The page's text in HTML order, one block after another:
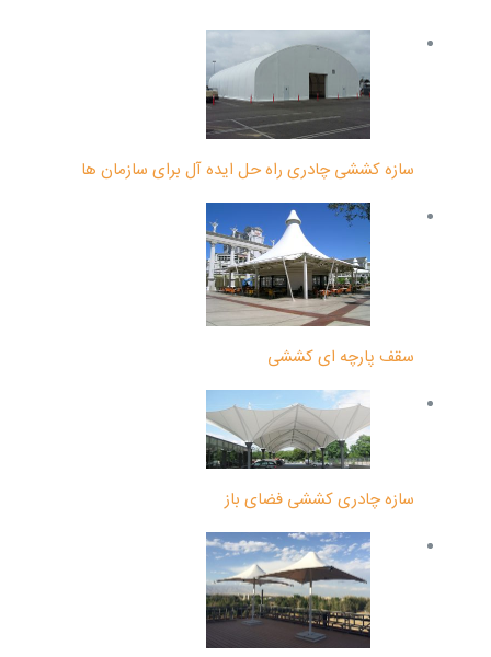
سازه کششی چادری راه حل ایده آل برای سازمان ها
سقف پارچه ای کششی
سازه چادری کششی فضای باز